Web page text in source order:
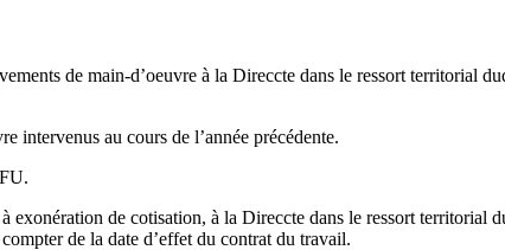
de main-d’oeuvre à la Direccte dans le ressort territorial
intervenus au cours de l’année précédente.
de cotisation, à la Direccte dans le ressort territorial
de la date d’effet du contrat du travail.